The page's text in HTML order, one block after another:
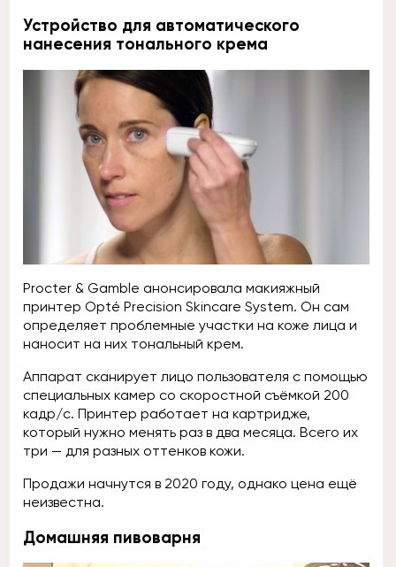
Устройство для автоматического
нанесения тонального крема
Procter & Gamble анонсировала макияжный
принтер Opté Precision Skincare System. Он сам
определяет проблемные участки на коже лица и
наносит на них тональный крем.
Аппарат сканирует лицо пользователя с помощью
специальных камер со скоростной съёмкой 200
кадр/с. Принтер работает на картридже,
который нужно менять раз в два месяца. Всего их
три — для разных оттенков кожи.
Продажи начнутся в 2020 году, однако цена ещё
неизвестна.
Домашняя пивоварня